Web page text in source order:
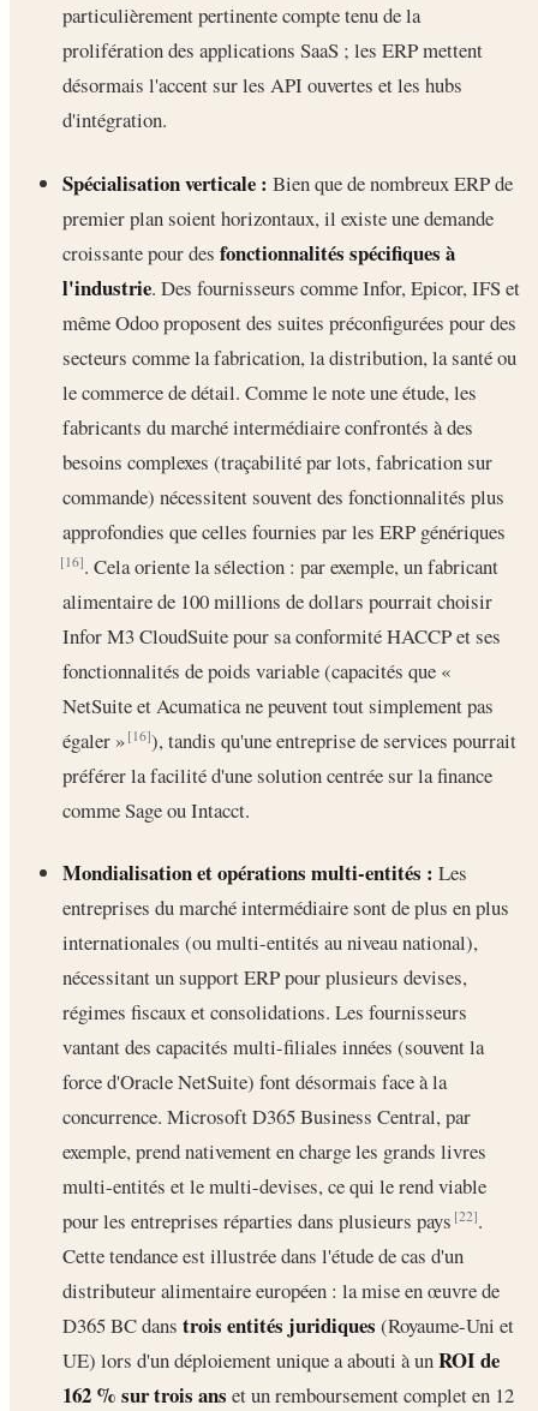
particulièrement pertinente compte tenu de la
prolifération des applications SaaS ; les ERP mettent
désormais l'accent sur les API ouvertes et les hubs
d'intégration.
Spécialisation verticale : Bien que de nombreux ERP de
premier plan soient horizontaux, il existe une demande
croissante pour des fonctionnalités spécifiques à
l'industrie. Des fournisseurs comme Infor, Epicor, IFS et
même Odoo proposent des suites préconfigurées pour des
secteurs comme la fabrication, la distribution, la santé ou
le commerce de détail. Comme le note une étude, les
fabricants du marché intermédiaire confrontés à des
besoins complexes (traçabilité par lots, fabrication sur
commande) nécessitent souvent des fonctionnalités plus
approfondies que celles fournies par les ERP génériques
[16]. Cela oriente la sélection : par exemple, un fabricant
alimentaire de 100 millions de dollars pourrait choisir
Infor M3 CloudSuite pour sa conformité HACCP et ses
fonctionnalités de poids variable (capacités que «
NetSuite et Acumatica ne peuvent tout simplement pas
égaler »[16]), tandis qu'une entreprise de services pourrait
préférer la facilité d'une solution centrée sur la finance
comme Sage ou Intacct.
Mondialisation et opérations multi-entités : Les
entreprises du marché intermédiaire sont de plus en plus
internationales (ou multi-entités au niveau national),
nécessitant un support ERP pour plusieurs devises,
régimes fiscaux et consolidations. Les fournisseurs
vantant des capacités multi-filiales innées (souvent la
force d'Oracle NetSuite) font désormais face à la
concurrence. Microsoft D365 Business Central, par
exemple, prend nativement en charge les grands livres
multi-entités et le multi-devises, ce qui le rend viable
pour les entreprises réparties dans plusieurs pays[22].
Cette tendance est illustrée dans l'étude de cas d'un
distributeur alimentaire européen : la mise en œuvre de
D365 BC dans trois entités juridiques (Royaume-Uni et
UE) lors d'un déploiement unique a abouti à unROI de
162 % sur trois ans et un remboursement complet en 12